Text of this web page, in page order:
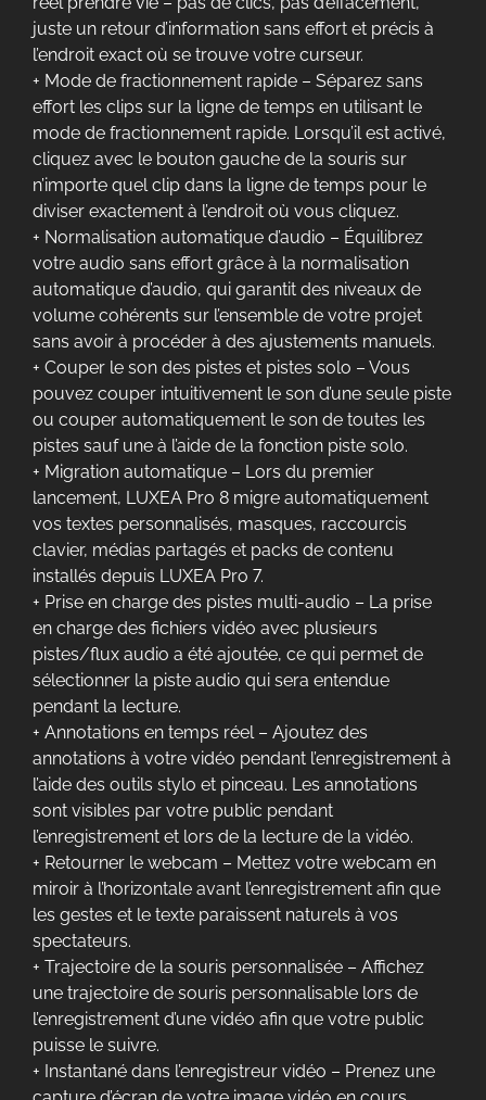
juste un retour d’information sans effort et précis à
l’endroit exact où se trouve votre curseur.
+ Mode de fractionnement rapide – Séparez sans
effort les clips sur la ligne de temps en utilisant le
mode de fractionnement rapide. Lorsqu’il est activé,
cliquez avec le bouton gauche de la souris sur
n’importe quel clip dans la ligne de temps pour le
diviser exactement à l’endroit où vous cliquez.
+ Normalisation automatique d’audio – Équilibrez
votre audio sans effort grâce à la normalisation
automatique d’audio, qui garantit des niveaux de
volume cohérents sur l’ensemble de votre projet
sans avoir à procéder à des ajustements manuels.
+ Couper le son des pistes et pistes solo – Vous
pouvez couper intuitivement le son d’une seule piste
ou couper automatiquement le son de toutes les
pistes sauf une à l’aide de la fonction piste solo.
+ Migration automatique – Lors du premier
lancement, LUXEA Pro 8 migre automatiquement
vos textes personnalisés, masques, raccourcis
clavier, médias partagés et packs de contenu
installés depuis LUXEA Pro 7.
+ Prise en charge des pistes multi-audio – La prise
en charge des fichiers vidéo avec plusieurs
pistes/flux audio a été ajoutée, ce qui permet de
sélectionner la piste audio qui sera entendue
pendant la lecture.
+ Annotations en temps réel – Ajoutez des
annotations à votre vidéo pendant l’enregistrement à
l’aide des outils stylo et pinceau. Les annotations
sont visibles par votre public pendant
l’enregistrement et lors de la lecture de la vidéo.
+ Retourner le webcam – Mettez votre webcam en
miroir à l’horizontale avant l’enregistrement afin que
les gestes et le texte paraissent naturels à vos
spectateurs.
+ Trajectoire de la souris personnalisée – Affichez
une trajectoire de souris personnalisable lors de
l’enregistrement d’une vidéo afin que votre public
puisse le suivre.
+ Instantané dans l’enregistreur vidéo – Prenez une